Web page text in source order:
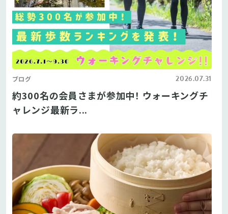
ブログ 2026.07.31
約300名の会員さまが参加中！ ウォーキングチ
ャレンジ最新ラ...